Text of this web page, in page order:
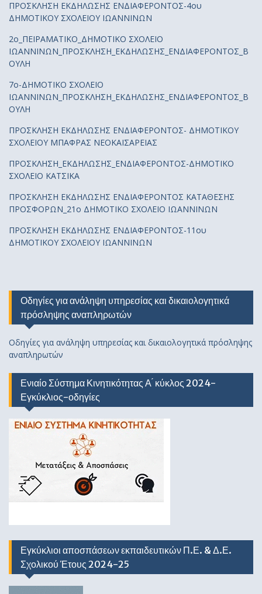
ΠΡΟΣΚΛΗΣΗ ΕΚΔΗΛΩΣΗΣ ΕΝΔΙΑΦΕΡΟΝΤΟΣ-4ου
ΔΗΜΟΤΙΚΟΥ ΣΧΟΛΕΙΟΥ ΙΩΑΝΝΙΝΩΝ
2ο_ΠΕΙΡΑΜΑΤΙΚΟ_ΔΗΜΟΤΙΚΟ ΣΧΟΛΕΙΟ
ΙΩΑΝΝΙΝΩΝ_ΠΡΟΣΚΛΗΣΗ_ΕΚΔΗΛΩΣΗΣ_ΕΝΔΙΑΦΕΡΟΝΤΟΣ_Β
ΟΥΛΗ
7ο-ΔΗΜΟΤΙΚΟ ΣΧΟΛΕΙΟ
ΙΩΑΝΝΙΝΩΝ_ΠΡΟΣΚΛΗΣΗ_ΕΚΔΗΛΩΣΗΣ_ΕΝΔΙΑΦΕΡΟΝΤΟΣ_Β
ΟΥΛΗ
ΠΡΟΣΚΛΗΣΗ ΕΚΔΗΛΩΣΗΣ ΕΝΔΙΑΦΕΡΟΝΤΟΣ- ΔΗΜΟΤΙΚΟΥ
ΣΧΟΛΕΙΟΥ ΜΠΑΦΡΑΣ ΝΕΟΚΑΙΣΑΡΕΙΑΣ
ΠΡΟΣΚΛΗΣΗ_ΕΚΔΗΛΩΣΗΣ_ΕΝΔΙΑΦΕΡΟΝΤΟΣ-ΔΗΜΟΤΙΚΟ
ΣΧΟΛΕΙΟ ΚΑΤΣΙΚΑ
ΠΡΟΣΚΛΗΣΗ ΕΚΔΗΛΩΣΗΣ ΕΝΔΙΑΦΕΡΟΝΤΟΣ ΚΑΤΑΘΕΣΗΣ
ΠΡΟΣΦΟΡΩΝ_21ο ΔΗΜΟΤΙΚΟ ΣΧΟΛΕΙΟ ΙΩΑΝΝΙΝΩΝ
ΠΡΟΣΚΛΗΣΗ ΕΚΔΗΛΩΣΗΣ ΕΝΔΙΑΦΕΡΟΝΤΟΣ-11ου
ΔΗΜΟΤΙΚΟΥ ΣΧΟΛΕΙΟΥ ΙΩΑΝΝΙΝΩΝ
Οδηγίες για ανάληψη υπηρεσίας και δικαιολογητικά
πρόσληψης αναπληρωτών
Οδηγίες για ανάληψη υπηρεσίας και δικαιολογητικά πρόσληψης
αναπληρωτών
Ενιαίο Σύστημα Κινητικότητας Α ́ κύκλος 2024-
Εγκύκλιος-οδηγίες
Εγκύκλιοι αποσπάσεων εκπαιδευτικών Π.Ε. & Δ.Ε.
Σχολικού Έτους 2024-25